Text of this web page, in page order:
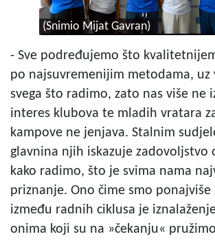
(Snimio Mijat Gavran)
- Sve podređujemo što
po najsuvremenijim metodama, uz
svega što radimo, zato nas više ne
interes klubova te mladih vratara
kampove ne jenjava. Stalnim
glavnina njih iskazuje zadovoljstvo
kako radimo, što je svima nama
priznanje. Ono čime smo
između radnih ciklusa je
onima koji su na »čekanju«